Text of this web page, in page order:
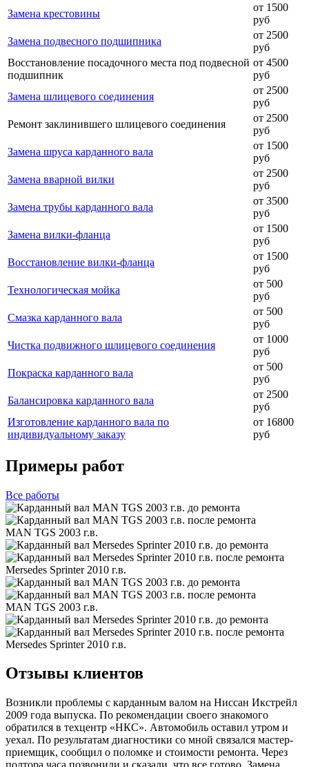
Замена крестовины
от 1500
руб
Замена подвесного подшипника
от 2500
руб
Восстановление посадочного места под подвесной
подшипник
от 4500
руб
Замена шлицевого соединения
от 2500
руб
Ремонт заклинившего шлицевого соединения
от 2500
руб
Замена шруса карданного вала
от 1500
руб
Замена вварной вилки
от 2500
руб
Замена трубы карданного вала
от 3500
руб
Замена вилки-фланца
от 1500
руб
Восстановление вилки-фланца
от 1500
руб
Технологическая мойка
от 500
руб
Смазка карданного вала
от 500
руб
Чистка подвижного шлицевого соединения
от 1000
руб
Покраска карданного вала
от 500
руб
Балансировка карданного вала
от 2500
руб
Изготовление карданного вала по
индивидуальному заказу
от 16800
руб
Примеры работ
Все работы
MAN TGS 2003 г.в.
Mersedes Sprinter 2010 г.в.
MAN TGS 2003 г.в.
Mersedes Sprinter 2010 г.в.
Отзывы клиентов
Возникли проблемы с карданным валом на Ниссан Икстрейл
2009 года выпуска. По рекомендации своего знакомого
обратился в техцентр «НКС». Автомобиль оставил утром и
уехал. По результатам диагностики со мной связался мастер-
приемщик, сообщил о поломке и стоимости ремонта. Через